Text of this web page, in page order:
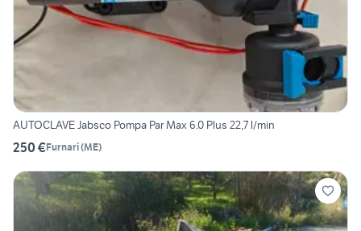
AUTOCLAVE Jabsco Pompa Par Max 6.0 Plus 22,7 l/min
250 €Furnari(ME)